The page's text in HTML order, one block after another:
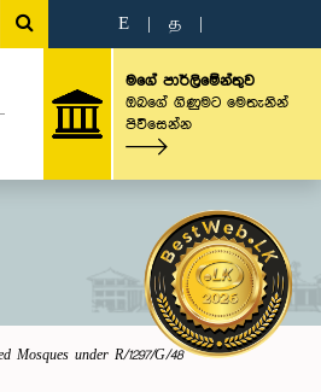
E த
මගේ පාර්ලිමේන්තුව
ඔබගේ ගිණුමට මෙතැනින්
පිවිසෙන්න
Mosques under R/1297/G/48